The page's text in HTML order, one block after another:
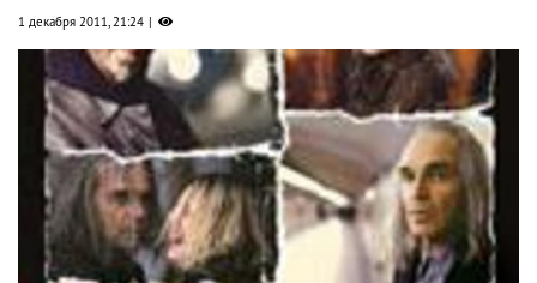
1 декабря 2011, 21:24